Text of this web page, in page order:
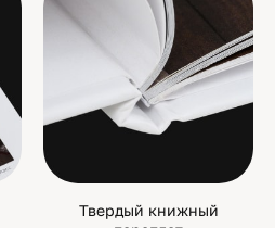
Твердый книжный